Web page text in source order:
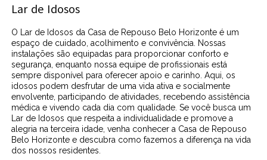
Lar de Idosos
O Lar de Idosos da Casa de Repouso Belo Horizonte é um
espaço de cuidado, acolhimento e convivência. Nossas
instalações são equipadas para proporcionar conforto e
segurança, enquanto nossa equipe de profissionais está
sempre disponível para oferecer apoio e carinho. Aqui, os
idosos podem desfrutar de uma vida ativa e socialmente
envolvente, participando de atividades, recebendo assistência
médica e vivendo cada dia com qualidade. Se você busca um
Lar de Idosos que respeita a individualidade e promove a
alegria na terceira idade, venha conhecer a Casa de Repouso
Belo Horizonte e descubra como fazemos a diferença na vida
dos nossos residentes.